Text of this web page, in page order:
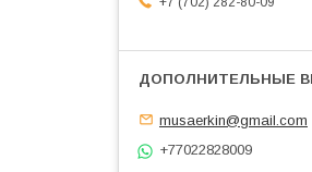
musaerkin@gmail.com
+77022828009